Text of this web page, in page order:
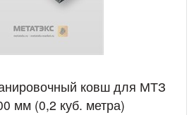
ковш для МТЗ
мм (0,2 куб. метра)